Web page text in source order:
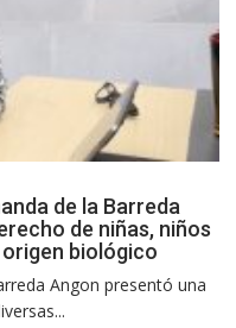
de la Barreda
de niñas, niños
biológico
Angon presentó una